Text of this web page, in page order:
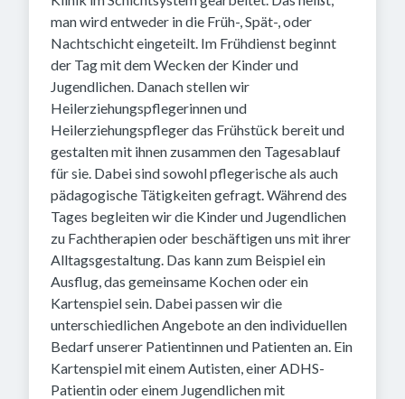
man wird entweder in die Früh-, Spät-, oder
Nachtschicht eingeteilt. Im Frühdienst beginnt
der Tag mit dem Wecken der Kinder und
Jugendlichen. Danach stellen wir
Heilerziehungspflegerinnen und
Heilerziehungspfleger das Frühstück bereit und
gestalten mit ihnen zusammen den Tagesablauf
für sie. Dabei sind sowohl pflegerische als auch
pädagogische Tätigkeiten gefragt. Während des
Tages begleiten wir die Kinder und Jugendlichen
zu Fachtherapien oder beschäftigen uns mit ihrer
Alltagsgestaltung. Das kann zum Beispiel ein
Ausflug, das gemeinsame Kochen oder ein
Kartenspiel sein. Dabei passen wir die
unterschiedlichen Angebote an den individuellen
Bedarf unserer Patientinnen und Patienten an. Ein
Kartenspiel mit einem Autisten, einer ADHS-
Patientin oder einem Jugendlichen mit